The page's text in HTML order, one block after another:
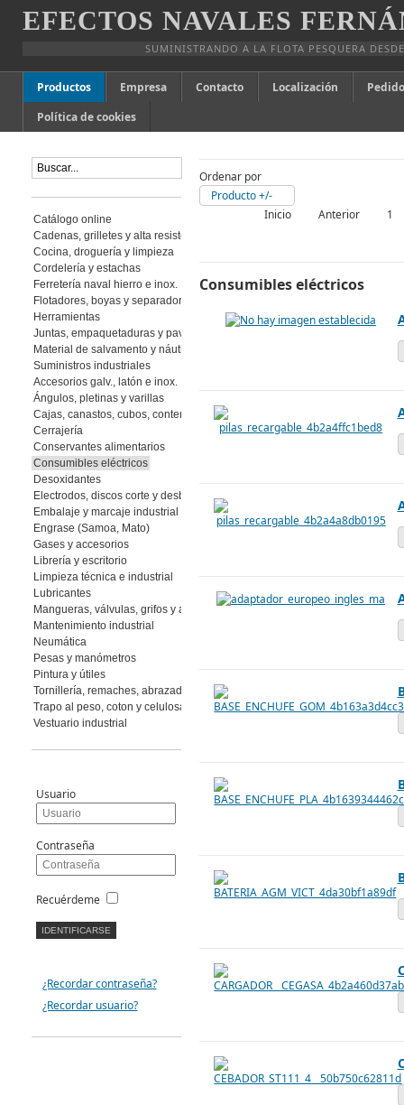
EFECTOS NAVALES
SUMINISTRANDO A LA FLOTA PESQUERA
Productos Empresa Contacto Localización
Política de cookies
Ordenar por
Producto +/-
Inicio
Anterior 1
Consumibles eléctricos
Catálogo online
Cadenas, grilletes y alta resistencia
Cocina, droguería y limpieza
Cordelería y estachas
Ferretería naval hierro e inox.
Flotadores, boyas y separadores
Herramientas
Juntas, empaquetaduras y pavimento
Material de salvamento y náutica
Suministros industriales
Accesorios galv., latón e inox.
Ángulos, pletinas y varillas
Cajas, canastos, cubos, contenedores
Cerrajería
Conservantes alimentarios
Consumibles eléctricos
Desoxidantes
Electrodos, discos corte y desbaste, muelas y piedras, abrasivos flexibles
Embalaje y marcaje industrial
Engrase (Samoa, Mato)
Gases y accesorios
Librería y escritorio
Limpieza técnica e industrial
Lubricantes
Mangueras, válvulas, grifos y accesorios
Mantenimiento industrial
Neumática
Pesas y manómetros
Pintura y útiles
Tornillería, remaches, abrazaderas
Trapo al peso, coton y celulosa
Vestuario industrial
Usuario
Contraseña
Recuérdeme
¿Recordar contraseña?
¿Recordar usuario?